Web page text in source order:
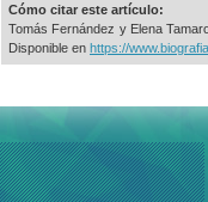
Cómo citar este artículo:
Tomás Fernández y Elena
Disponible en https://